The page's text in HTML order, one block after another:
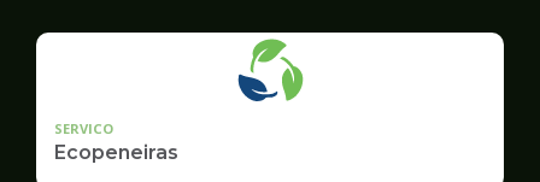
SERVICO
Ecopeneiras